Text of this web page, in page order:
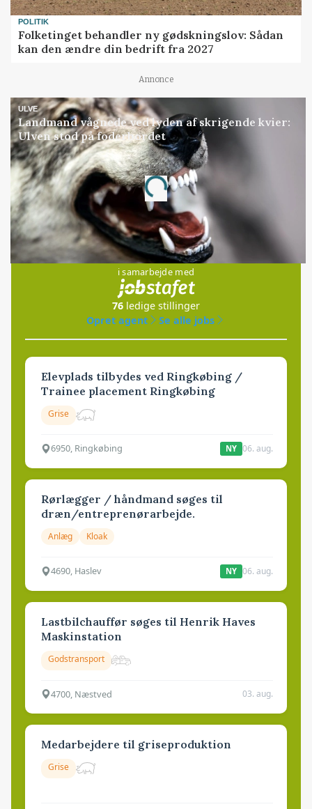
POLITIK
Folketinget behandler ny gødskningslov: Sådan
kan den ændre din bedrift fra 2027
Annonce
ULVE
Landmand vågnede ved lyden af skrigende kvier:
Ulven stod på foderbordet
Annonce
Loading...
Jobs
i samarbejde med
76 ledige stillinger
Opret agent
Se alle jobs
Elevplads tilbydes ved Ringkøbing /
Trainee placement Ringkøbing
Grise
6950, Ringkøbing NY 06. aug.
Rørlægger / håndmand søges til
dræn/entreprenørarbejde.
Anlæg Kloak
4690, Haslev NY 06. aug.
Lastbilchauffør søges til Henrik Haves
Maskinstation
Godstransport
4700, Næstved 03. aug.
Medarbejdere til griseproduktion
Grise